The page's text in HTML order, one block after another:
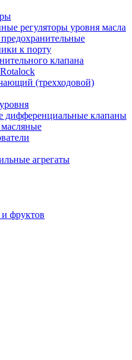
регуляторы уровня масла
к порту
клапана
(трехходовой)
дифференциальные клапаны
агрегаты
фруктов